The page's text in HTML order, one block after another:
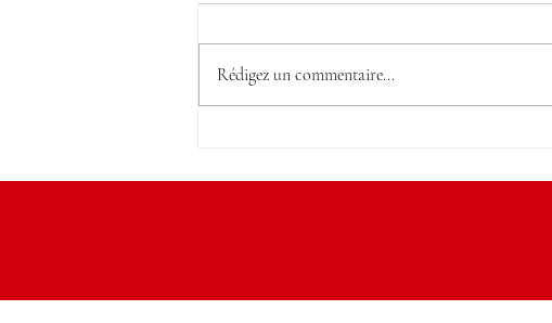
Rédigez un commentaire...